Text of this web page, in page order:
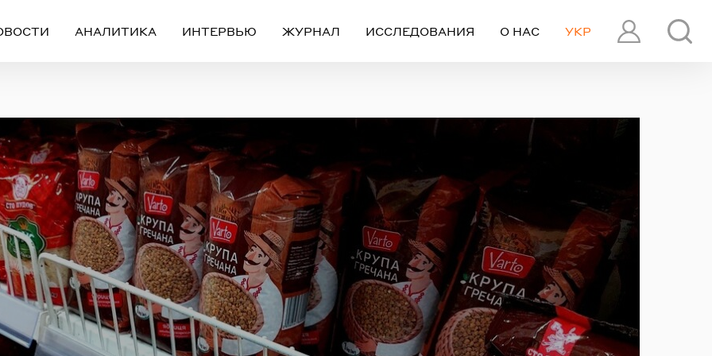
ПРОФИЛЬ
УКР
АНАЛИТИКА ИНТЕРВЬЮ ЖУРНАЛ ИССЛЕДОВАНИЯ О НАС
Вход Регистрация
ЧЕРЕЗ СОЦИАЛЬНЫЕ СЕТИ
FACEBOOK GOOGLE
ИЛИ